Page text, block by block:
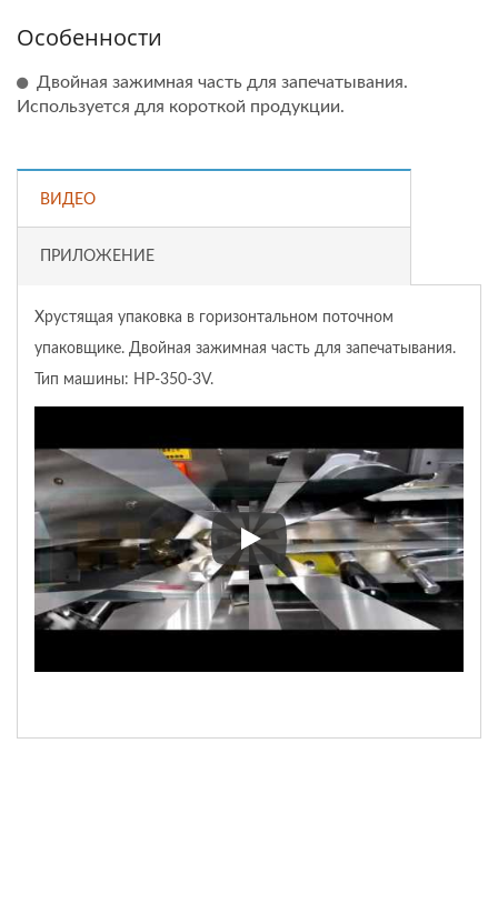
Особенности
Двойная зажимная часть для запечатывания.
Используется для короткой продукции.
ВИДЕО
ПРИЛОЖЕНИЕ
Хрустящая упаковка в горизонтальном поточном
упаковщике. Двойная зажимная часть для запечатывания.
Тип машины: HP-350-3V.
Хрустящая упаковка в